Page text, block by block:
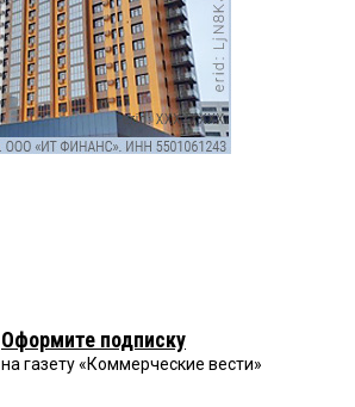
Оформите подписку
на газету «Коммерческие вести»